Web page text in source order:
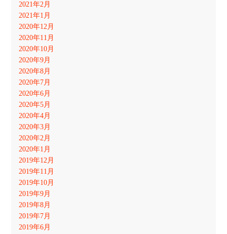
2021年2月
2021年1月
2020年12月
2020年11月
2020年10月
2020年9月
2020年8月
2020年7月
2020年6月
2020年5月
2020年4月
2020年3月
2020年2月
2020年1月
2019年12月
2019年11月
2019年10月
2019年9月
2019年8月
2019年7月
2019年6月